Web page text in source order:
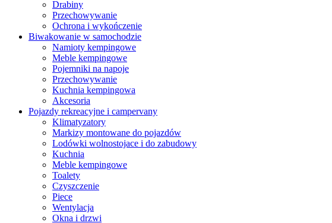
Drabiny
Przechowywanie
Ochrona i wykończenie
Biwakowanie w samochodzie
Namioty kempingowe
Meble kempingowe
Pojemniki na napoje
Przechowywanie
Kuchnia kempingowa
Akcesoria
Pojazdy rekreacyjne i campervany
Klimatyzatory
Markizy montowane do pojazdów
Lodówki wolnostojace i do zabudowy
Kuchnia
Meble kempingowe
Toalety
Czyszczenie
Piece
Wentylacja
Okna i drzwi